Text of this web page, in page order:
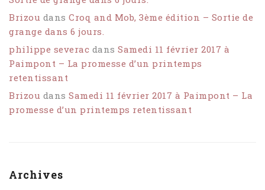
Brizou dans Croq and Mob, 3ème édition – Sortie de
grange dans 6 jours.
philippe severac dans Samedi 11 février 2017 à
Paimpont – La promesse d’un printemps
retentissant
Brizou dans Samedi 11 février 2017 à Paimpont – La
promesse d’un printemps retentissant
Archives